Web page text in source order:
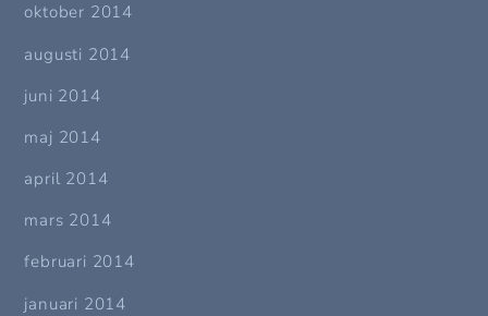
oktober 2014
augusti 2014
juni 2014
maj 2014
april 2014
mars 2014
februari 2014
januari 2014